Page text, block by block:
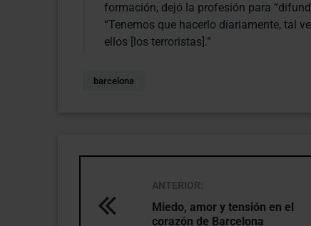
formación, dejó la profesión para
“Tenemos que hacerlo diariamente, tal
ellos [los terroristas].”
barcelona
ANTERIOR:
Miedo, amor y tensión en el
corazón de Barcelona